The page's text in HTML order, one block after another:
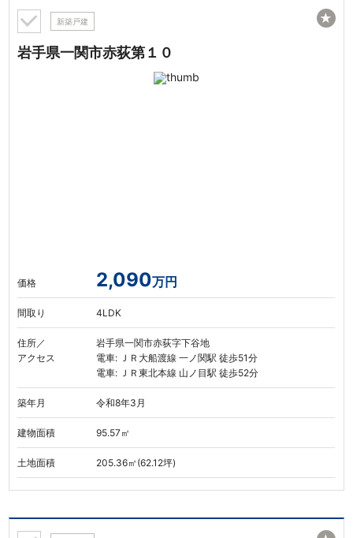
新築戸建
岩手県一関市赤荻第１０
価格 2,090万円
間取り 4LDK
住所／
アクセス
岩手県一関市赤荻字下谷地
電車: ＪＲ大船渡線 一ノ関駅 徒歩51分
電車: ＪＲ東北本線 山ノ目駅 徒歩52分
築年月 令和8年3月
建物面積 95.57㎡
土地面積 205.36㎡(62.12坪)
★